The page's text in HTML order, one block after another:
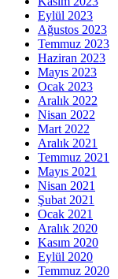
Eylül 2023
Ağustos 2023
Temmuz 2023
Haziran 2023
Mayıs 2023
Ocak 2023
Aralık 2022
Nisan 2022
Mart 2022
Aralık 2021
Temmuz 2021
Mayıs 2021
Nisan 2021
Şubat 2021
Ocak 2021
Aralık 2020
Kasım 2020
Eylül 2020
Temmuz 2020